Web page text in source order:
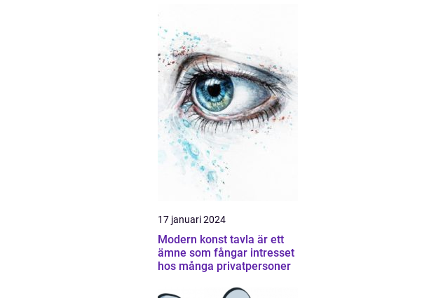
17 januari 2024
Modern konst tavla är ett
ämne som fångar intresset
hos många privatpersoner